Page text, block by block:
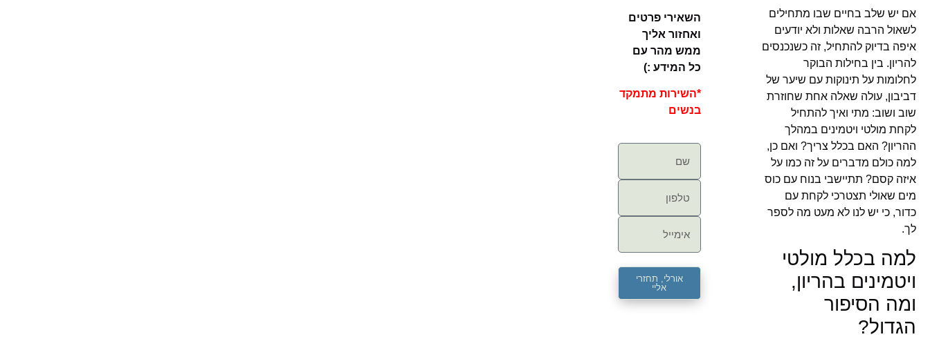
אם יש שלב בחיים שבו מתחילים
לשאול הרבה שאלות ולא יודעים
איפה בדיוק להתחיל, זה כשנכנסים
להריון. בין בחילות הבוקר
לחלומות על תינוקות עם שיער של
דביבון, עולה שאלה אחת שחוזרת
שוב ושוב: מתי ואיך להתחיל
לקחת מולטי ויטמינים במהלך
ההריון? האם בכלל צריך? ואם כן,
למה כולם מדברים על זה כמו על
איזה קסם? תתיישבי בנוח עם כוס
מים שאולי תצטרכי לקחת עם
כדור, כי יש לנו לא מעט מה לספר
לך.
למה בכלל מולטי
ויטמינים בהריון,
ומה הסיפור
הגדול?
השאירי פרטים
ואחזור אליך
ממש מהר עם
כל המידע :)
*השירות מתמקד
בנשים
אורלי, תחזרי
אליי